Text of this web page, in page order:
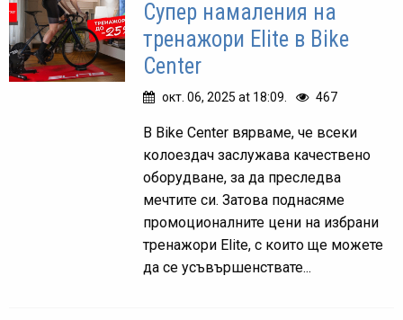
Супер намаления на
тренажори Elite в Bike
Center
окт. 06, 2025 at 18:09. 467
В Bike Center вярваме, че всеки
колоездач заслужава качествено
оборудване, за да преследва
мечтите си. Затова поднасяме
промоционалните цени на избрани
тренажори Elite, с които ще можете
да се усъвършенствате...